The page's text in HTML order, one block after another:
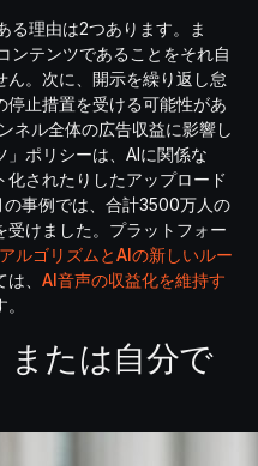
る理由は2つあります。ま
ンテンツであることをそれ自
。次に、開示を繰り返し怠
止措置を受ける可能性があ
ネル全体の広告収益に影響し
」ポリシーは、AIに関係な
化されたりしたアップロード
事例では、合計3500万人の
受けました。プラットフォー
ルゴリズムとAIの新しいルー
、 AI音声の収益化を維持す
たは自分で